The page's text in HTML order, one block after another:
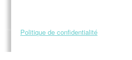
Politique de confidentialité